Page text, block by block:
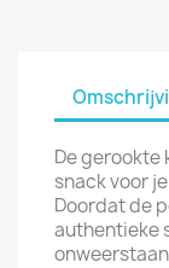
De gerookte
snack voor
Doordat de
authentieke